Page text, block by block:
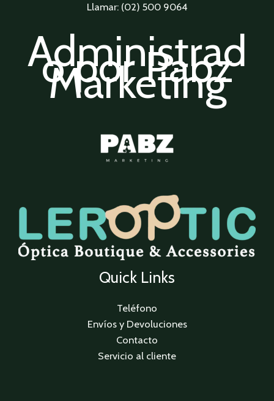
Llamar: (02) 500 9064
Administrad
o por Pabz
Marketing
Quick Links
Teléfono
Envíos y Devoluciones
Contacto
Servicio al cliente